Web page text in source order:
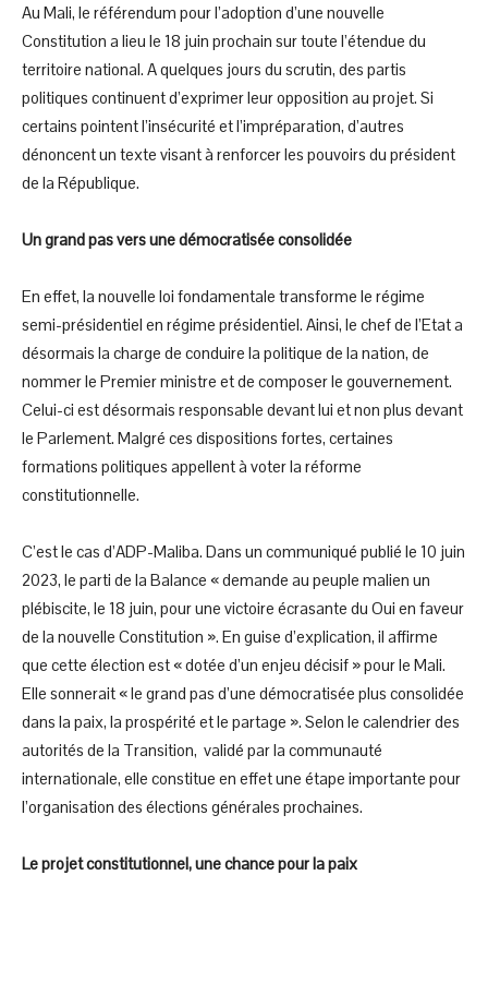
Au Mali, le référendum pour l’adoption d’une nouvelle
Constitution a lieu le 18 juin prochain sur toute l’étendue du
territoire national. A quelques jours du scrutin, des partis
politiques continuent d’exprimer leur opposition au projet. Si
certains pointent l’insécurité et l’impréparation, d’autres
dénoncent un texte visant à renforcer les pouvoirs du président
de la République.
Un grand pas vers une démocratisée consolidée
En effet, la nouvelle loi fondamentale transforme le régime
semi-présidentiel en régime présidentiel. Ainsi, le chef de l’Etat a
désormais la charge de conduire la politique de la nation, de
nommer le Premier ministre et de composer le gouvernement.
Celui-ci est désormais responsable devant lui et non plus devant
le Parlement. Malgré ces dispositions fortes, certaines
formations politiques appellent à voter la réforme
constitutionnelle.
C’est le cas d’ADP-Maliba. Dans un communiqué publié le 10 juin
2023, le parti de la Balance « demande au peuple malien un
plébiscite, le 18 juin, pour une victoire écrasante du Oui en faveur
de la nouvelle Constitution ». En guise d’explication, il affirme
que cette élection est « dotée d’un enjeu décisif » pour le Mali.
Elle sonnerait « le grand pas d’une démocratisée plus consolidée
dans la paix, la prospérité et le partage ». Selon le calendrier des
autorités de la Transition, validé par la communauté
internationale, elle constitue en effet une étape importante pour
l’organisation des élections générales prochaines.
Le projet constitutionnel, une chance pour la paix